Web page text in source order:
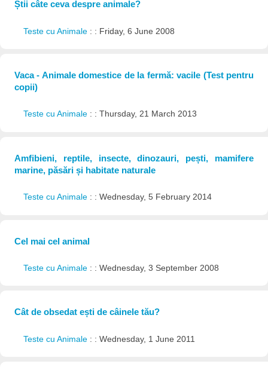
Știi câte ceva despre animale?
Teste cu Animale : : Friday, 6 June 2008
Vaca - Animale domestice de la fermă: vacile (Test pentru
copii)
Teste cu Animale : : Thursday, 21 March 2013
Amfibieni, reptile, insecte, dinozauri, pești, mamifere
marine, păsări și habitate naturale
Teste cu Animale : : Wednesday, 5 February 2014
Cel mai cel animal
Teste cu Animale : : Wednesday, 3 September 2008
Cât de obsedat ești de câinele tău?
Teste cu Animale : : Wednesday, 1 June 2011